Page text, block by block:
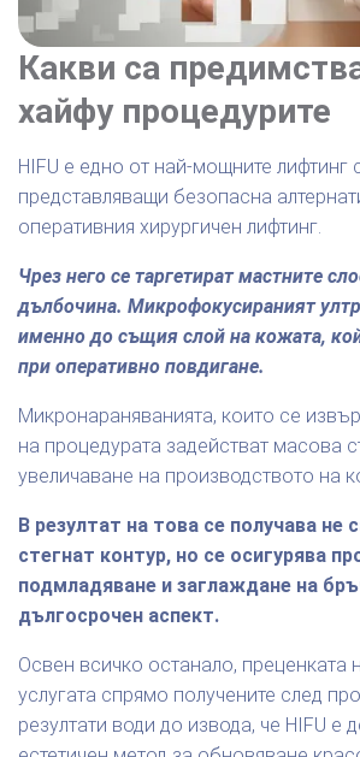
Какви са
хайфу процедурите
HIFU е едно от най-мощните лифтинг
представляващи безопасна
оперативния хирургичен лифтинг.
Чрез него се таргетират мастните
дълбочина. Микрофокусираният
именно до същия слой на кожата,
при оперативно повдигане.
Микронараняванията, които се
на процедурата задействат масова
увеличаване на производството на
В резултат на това се получава не
стегнат контур, но се осигурява
подмладяване и заглаждане на
дългосрочен аспект.
Освен всичко останало, преценката
услугата спрямо получените след
резултати води до извода, че HIFU е